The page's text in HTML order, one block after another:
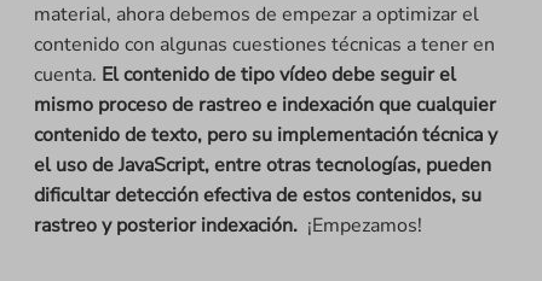
material, ahora debemos de empezar a optimizar el
contenido con algunas cuestiones técnicas a tener en
cuenta. El contenido de tipo vídeo debe seguir el
mismo proceso de rastreo e indexación que cualquier
contenido de texto, pero su implementación técnica y
el uso de JavaScript, entre otras tecnologías, pueden
dificultar detección efectiva de estos contenidos, su
rastreo y posterior indexación. ¡Empezamos!